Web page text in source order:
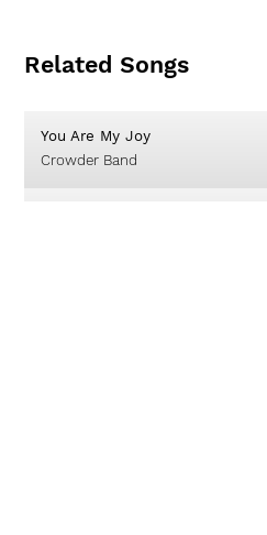
Related Songs
You Are My Joy
Crowder Band